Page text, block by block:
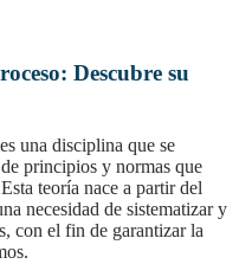
Descubre su
es una disciplina que se
principios y normas que
teoría nace a partir del
necesidad de sistematizar y
con el fin de garantizar la